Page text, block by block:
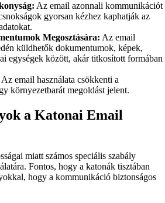
Az email azonnali kommunikációt
gyorsan kézhez kaphatják az
Megosztására: Az email
küldhetők dokumentumok, képek,
egységek között, akár titkosított formában
Az email használata csökkenti a
környezetbarát megoldást jelent.
a Katonai Email
miatt számos speciális szabály
Fontos, hogy a katonák tisztában
hogy a kommunikáció biztonságos